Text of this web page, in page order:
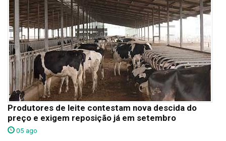
Produtores de leite contestam nova descida do
preço e exigem reposição já em setembro
05 ago